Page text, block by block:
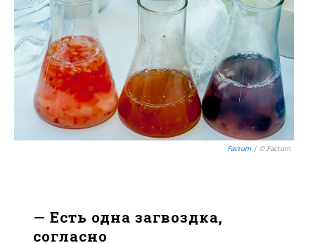
Factum| © Factum
— Есть одна загвоздка,
согласно